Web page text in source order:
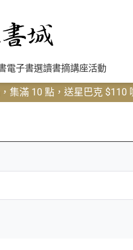
電子書選讀書摘講座活動
集滿 10 點，送星巴克 $110